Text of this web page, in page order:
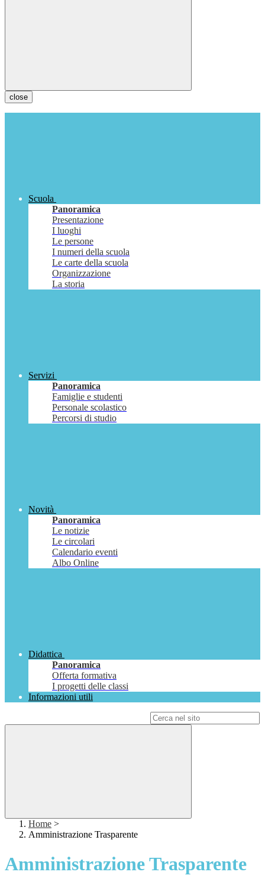
close
Scuola
Panoramica
Presentazione
I luoghi
Le persone
I numeri della scuola
Le carte della scuola
Organizzazione
La storia
Servizi
Panoramica
Famiglie e studenti
Personale scolastico
Percorsi di studio
Novità
Panoramica
Le notizie
Le circolari
Calendario eventi
Albo Online
Didattica
Panoramica
Offerta formativa
I progetti delle classi
Informazioni utili
Home >
Amministrazione Trasparente
Amministrazione Trasparente